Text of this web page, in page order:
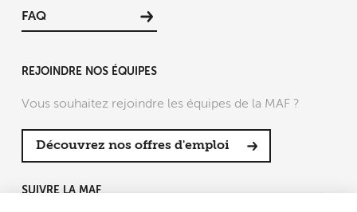
FAQ
REJOINDRE NOS ÉQUIPES
Vous souhaitez rejoindre les équipes de la MAF ?
Découvrez nos offres d'emploi
SUIVRE LA MAF